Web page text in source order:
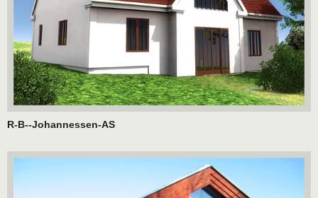
R-B--Johannessen-AS